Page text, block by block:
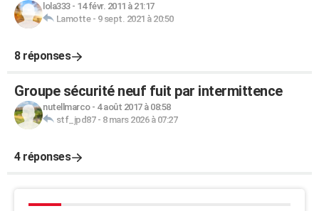
lola333- 14 févr. 2011 à 21:17
Lamotte- 9 sept. 2021 à 20:50
8 réponses
Groupe sécurité neuf fuit par intermittence
nutellmarco- 4 août 2017 à 08:58
stf_jpd87- 8 mars 2026 à 07:27
4 réponses